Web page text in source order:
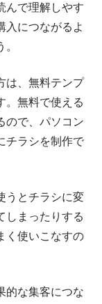
んで理解しやす
入につながるよ
は、無料テンプ
。無料で使える
ので、パソコン
チラシを制作で
うとチラシに変
しまったりする
く使いこなすの
的な集客につな